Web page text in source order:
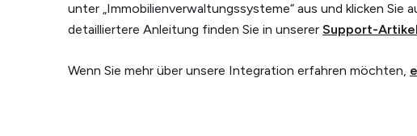
unter „Immobilienverwaltungssysteme“ aus und klicken Sie
detailliertere Anleitung finden Sie in unserer Support-Artikel
Wenn Sie mehr über unsere Integration erfahren möchten,